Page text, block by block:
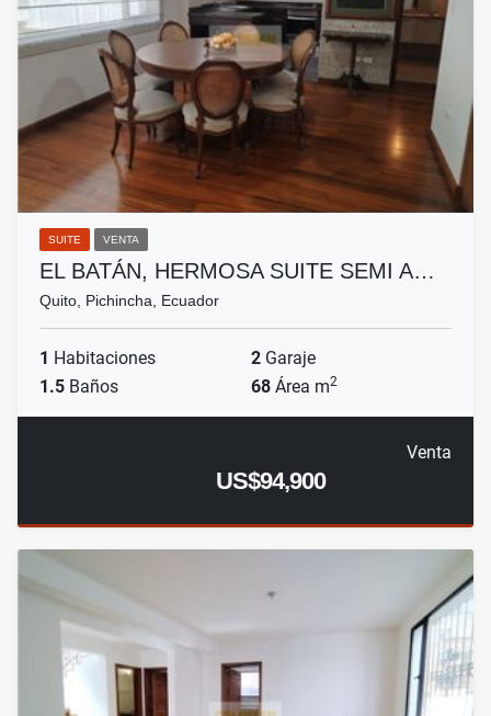
SUITE VENTA
EL BATÁN, HERMOSA SUITE SEMI A…
Quito, Pichincha, Ecuador
1 Habitaciones 2 Garaje
1.5 Baños 68 Área m2
Venta
US$94,900